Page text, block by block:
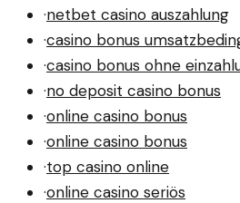
·netbet casino auszahlung
·casino bonus
·casino bonus ohne
·no deposit casino bonus
·online casino bonus
·online casino bonus
·top casino online
·online casino seriös